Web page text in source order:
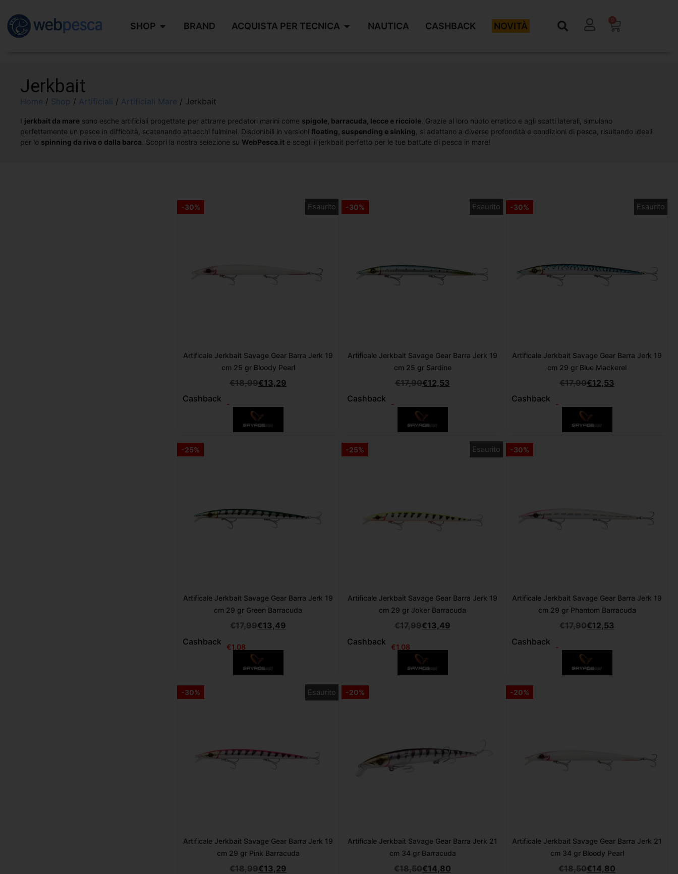
SHOP BRAND ACQUISTA PER TECNICA NAUTICA CASHBACK NOVITÀ
0
Jerkbait
Home / Shop / Artificiali / Artificiali Mare / Jerkbait
I jerkbait da mare sono esche artificiali progettate per attrarre predatori marini come spigole, barracuda, lecce e ricciole . Grazie al loro nuoto erratico e agli scatti laterali, simulano
perfettamente un pesce in difficoltà, scatenando attacchi fulminei. Disponibili in versioni floating, suspending e sinking , si adattano a diverse profondità e condizioni di pesca, risultando ideali
per lo spinning da riva o dalla barca . Scopri la nostra selezione su WebPesca.it e scegli il jerkbait perfetto per le tue battute di pesca in mare!
-30%
Artificale Jerkbait Savage Gear Barra Jerk 19
cm 25 gr Bloody Pearl
Esaurito
€18,99€13,29
Cashback
-
-30%
Artificale Jerkbait Savage Gear Barra Jerk 19
cm 25 gr Sardine
Esaurito
€17,90€12,53
Cashback
-
-30%
Artificale Jerkbait Savage Gear Barra Jerk 19
cm 29 gr Blue Mackerel
Esaurito
€17,90€12,53
Cashback
-
-25%
Artificale Jerkbait Savage Gear Barra Jerk 19
cm 29 gr Green Barracuda
€17,99€13,49
Cashback
€1,08
-25%
Artificale Jerkbait Savage Gear Barra Jerk 19
cm 29 gr Joker Barracuda
Esaurito
€17,99€13,49
Cashback
€1,08
-30%
Artificale Jerkbait Savage Gear Barra Jerk 19
cm 29 gr Phantom Barracuda
€17,90€12,53
Cashback
-
-30%
Artificale Jerkbait Savage Gear Barra Jerk 19
cm 29 gr Pink Barracuda
Esaurito
€18,99€13,29
-20%
Artificale Jerkbait Savage Gear Barra Jerk 21
cm 34 gr Barracuda
€18,50€14,80
-20%
Artificale Jerkbait Savage Gear Barra Jerk 21
cm 34 gr Bloody Pearl
€18,50€14,80